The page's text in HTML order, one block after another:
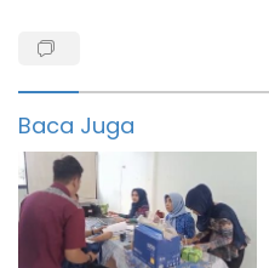
Indonesia
Jalak
Kenya
Baca Juga